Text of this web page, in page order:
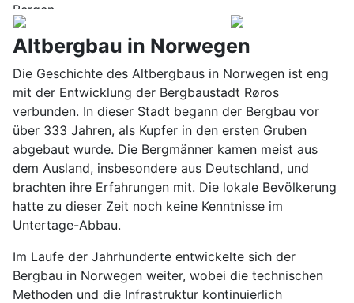
Bergen
Altbergbau in Norwegen
Die Geschichte des Altbergbaus in Norwegen ist eng
mit der Entwicklung der Bergbaustadt Røros
verbunden. In dieser Stadt begann der Bergbau vor
über 333 Jahren, als Kupfer in den ersten Gruben
abgebaut wurde. Die Bergmänner kamen meist aus
dem Ausland, insbesondere aus Deutschland, und
brachten ihre Erfahrungen mit. Die lokale Bevölkerung
hatte zu dieser Zeit noch keine Kenntnisse im
Untertage-Abbau.
Im Laufe der Jahrhunderte entwickelte sich der
Bergbau in Norwegen weiter, wobei die technischen
Methoden und die Infrastruktur kontinuierlich